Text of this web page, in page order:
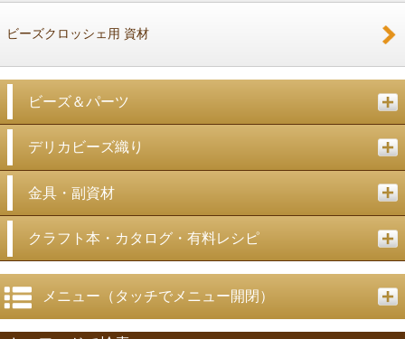
ビーズクロッシェ用 資材
ビーズ＆パーツ
デリカビーズ織り
金具・副資材
クラフト本・カタログ・有料レシピ
メニュー（タッチでメニュー開閉）